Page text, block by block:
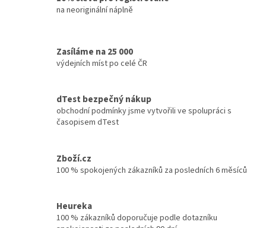
na neoriginální náplně
Zasíláme na 25 000
výdejních míst po celé ČR
dTest bezpečný nákup
obchodní podmínky jsme vytvořili ve spolupráci s
časopisem dTest
Zboží.cz
100 % spokojených zákazníků za posledních 6 měsíců
Heureka
100 % zákazníků doporučuje podle dotazníku